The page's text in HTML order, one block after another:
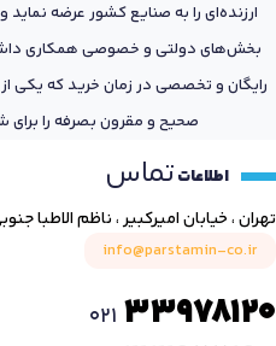
ارزنده‌ای را به صنایع کشور عرضه
بخش‌های دولتی و خصوصی همکاری
رایگان و تخصصی در زمان خرید که یکی
صحیح و مقرون بصرفه را برای
اطلاعاتتماس
تهران ، خیابان امیرکبیر ، ناظم الاطبا جنوبی ،
info@parstamin-co.ir
021 33978120